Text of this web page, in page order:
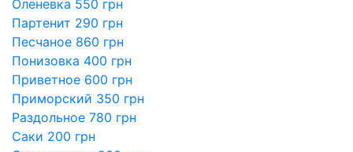
Оленевка 550 грн
Партенит 290 грн
Песчаное 860 грн
Понизовка 400 грн
Приветное 600 грн
Приморский 350 грн
Раздольное 780 грн
Саки 200 грн